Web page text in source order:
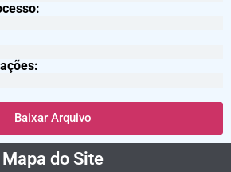
Baixar Arquivo
Mapa do Site